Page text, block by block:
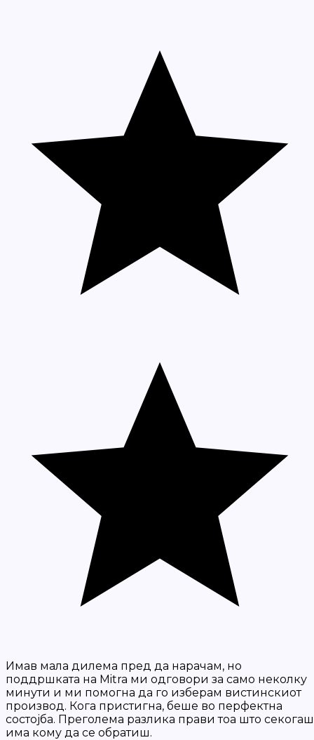
Имав мала дилема пред да нарачам, но
поддршката на Mitra ми одговори за само неколку
минути и ми помогна да го изберам вистинскиот
производ. Кога пристигна, беше во перфектна
состојба. Преголема разлика прави тоа што секогаш
има кому да се обратиш.